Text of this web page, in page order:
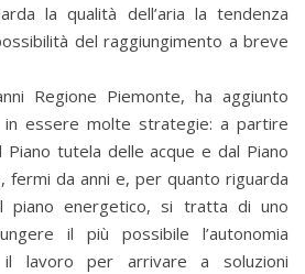
la qualità dell’aria la tendenza
del raggiungimento a breve
Regione Piemonte, ha aggiunto
in essere molte strategie: a partire
Piano tutela delle acque e dal Piano
fermi da anni e, per quanto riguarda
piano energetico, si tratta di uno
il più possibile l’autonomia
il lavoro per arrivare a soluzioni